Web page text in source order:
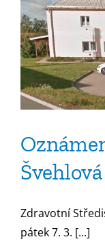
Švehlová
Zdravotní
pátek 7. 3. [...]